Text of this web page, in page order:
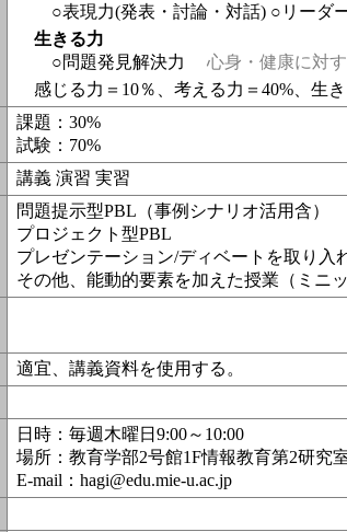
○表現力(発表・討論・対話) ○リーダ
生きる力
○問題発見解決力
心身・健康に対
感じる力＝10％、考える力＝40%、生
課題：30%
試験：70%
講義 演習 実習
問題提示型PBL（事例シナリオ活用含）
プロジェクト型PBL
プレゼンテーション/ディベートを取り入
その他、能動的要素を加えた授業（ ミニ
適宜、講義資料を使用する。
日時：毎週木曜日9:00～10:00
場所：教育学部2号館1F情報教育第2研究
E-mail：hagi@edu.mie-u.ac.jp